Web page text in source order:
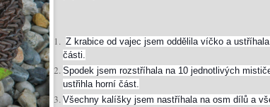
Z krabice od vajec jsem oddělila víčko a
části.
Spodek jsem rozstříhala na 10 jednotlivých
ustřihla horní část.
Všechny kalíšky jsem nastříhala na osm dílů a